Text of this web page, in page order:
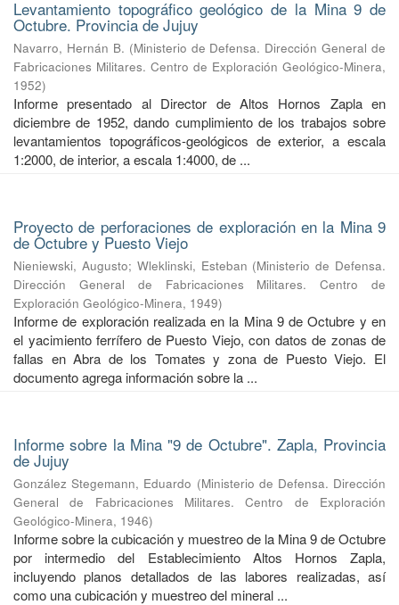
Levantamiento topográfico geológico de la Mina 9 de
Octubre. Provincia de Jujuy
Navarro, Hernán B. (Ministerio de Defensa. Dirección General de
Fabricaciones Militares. Centro de Exploración Geológico-Minera,
1952)
Informe presentado al Director de Altos Hornos Zapla en
diciembre de 1952, dando cumplimiento de los trabajos sobre
levantamientos topográficos-geológicos de exterior, a escala
1:2000, de interior, a escala 1:4000, de ...
Proyecto de perforaciones de exploración en la Mina 9
de Octubre y Puesto Viejo
Nieniewski, Augusto; Wleklinski, Esteban (Ministerio de Defensa.
Dirección General de Fabricaciones Militares. Centro de
Exploración Geológico-Minera, 1949)
Informe de exploración realizada en la Mina 9 de Octubre y en
el yacimiento ferrífero de Puesto Viejo, con datos de zonas de
fallas en Abra de los Tomates y zona de Puesto Viejo. El
documento agrega información sobre la ...
Informe sobre la Mina "9 de Octubre". Zapla, Provincia
de Jujuy
González Stegemann, Eduardo (Ministerio de Defensa. Dirección
General de Fabricaciones Militares. Centro de Exploración
Geológico-Minera, 1946)
Informe sobre la cubicación y muestreo de la Mina 9 de Octubre
por intermedio del Establecimiento Altos Hornos Zapla,
incluyendo planos detallados de las labores realizadas, así
como una cubicación y muestreo del mineral ...